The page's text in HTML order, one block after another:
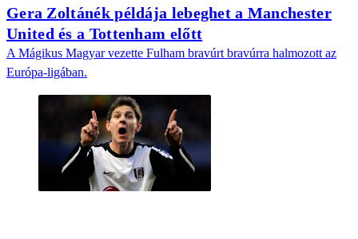
Gera Zoltánék példája lebeghet a Manchester
United és a Tottenham előtt
A Mágikus Magyar vezette Fulham bravúrt bravúrra halmozott az
Európa-ligában.